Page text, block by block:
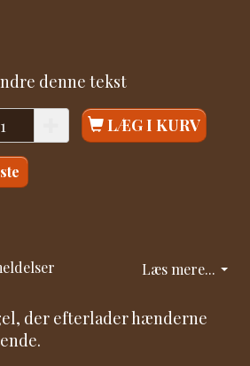
denne tekst
LÆG I KURV
Læs mere...
der efterlader hænderne